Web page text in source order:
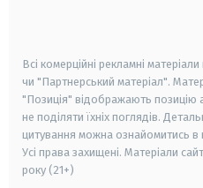
Всі комерційні рекламні
чи "Партнерський матеріал".
"Позиція" відображають позицію
не поділяти їхніх поглядів.
цитування можна ознайомитись в
Усі права захищені. Матеріали
року (21+)